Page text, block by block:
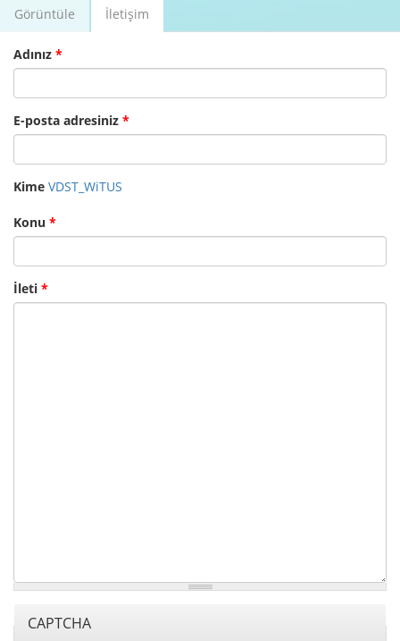
Birincil sekmeler
Görüntüle İletişim
sekme)
Adınız *
E-posta adresiniz *
Kime VDST_WiTUS
Konu *
İleti *
CAPTCHA